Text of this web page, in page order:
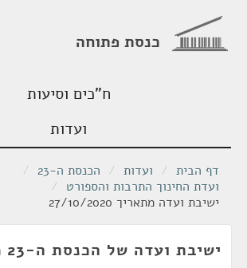
כנסת פתוחה
ח"כים וסיעות
ועדות
דף הבית / ועדות / הכנסת ה-23
/
ועדת החינוך התרבות והספורט /
ישיבת ועדה מתאריך 27/10/2020